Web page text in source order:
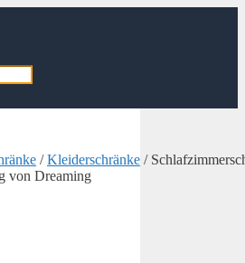
/Kleiderschränke /
von Dreaming